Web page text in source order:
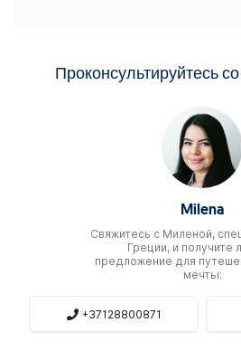
Проконсультируйтесь
Milena
Свяжитесь c Миленой,
Греции, и получите
предложение для
мечты:
+37128800871